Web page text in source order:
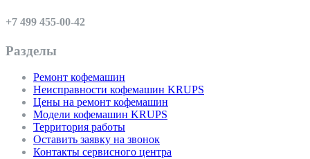
+7 499 455-00-42
Разделы
Ремонт кофемашин
Неисправности кофемашин KRUPS
Цены на ремонт кофемашин
Модели кофемашин KRUPS
Территория работы
Оставить заявку на звонок
Контакты сервисного центра